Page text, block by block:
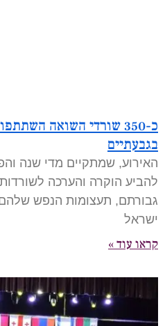
כ-350 שורדי השואה
בגבעתיים
האירוע, שמתקיים מדי שנה
להביע הוקרה והערכה
גבורתם, תעצומות הנפש
ישראל
קראו עוד »